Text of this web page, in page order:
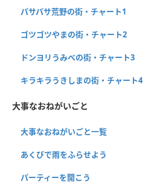
パサパサ荒野の街・チャート1
ゴツゴツやまの街・チャート2
ドンヨリうみべの街・チャート3
キラキラうきしまの街・チャート4
大事なおねがいごと
大事なおねがいごと一覧
あくびで雨をふらせよう
パーティーを開こう